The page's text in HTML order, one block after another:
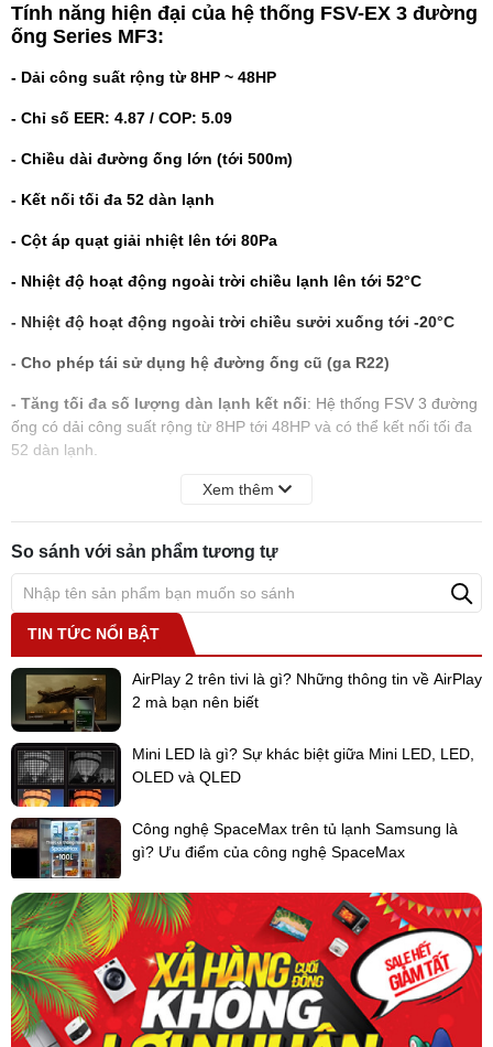
Tính năng hiện đại của hệ thống FSV-EX 3 đường
ống Series MF3:
- Dải công suất rộng từ 8HP ~ 48HP
- Chỉ số EER: 4.87 / COP: 5.09
- Chiều dài đường ống lớn (tới 500m)
- Kết nối tối đa 52 dàn lạnh
- Cột áp quạt giải nhiệt lên tới 80Pa
- Nhiệt độ hoạt động ngoài trời chiều lạnh lên tới 52°C
- Nhiệt độ hoạt động ngoài trời chiều sưởi xuống tới -20°C
- Cho phép tái sử dụng hệ đường ống cũ (ga R22)
- Tăng tối đa số lượng dàn lạnh kết nối: Hệ thống FSV 3 đường
ống có dải công suất rộng từ 8HP tới 48HP và có thể kết nối tối đa
52 dàn lạnh.
- Chiều dài đường ống lớn:Dễ dàng đáp ứng được yêu cầu kỹ
dàn nóng và dàn lạnh lên tới 90m, giữa 2 dàn lạnh lên tới 30m.
- Tiết kiệm điện năng vượt trội : Hiệu suất vận hành được nâng
cao dp sử dụng môi chất lạnh R410a, máy nén biền dần DC và dàn
trao đổi nhiệt kiểu mới.
- Độ dài đường ống kết nối dàn lạnh sau bộ chia gas đầu tiên
lên đến 40m:Hệ thống có thể kết nối tối đa 52 dàn lạnh, đường
ống môi chất linh hoạt là cơ sở giúp hệ thống này dễ dàng thiết kế
cho các công trình như nhà ga, sân bay, trường học và bệnh viện.
- Mở rộng phạm vi vận hành:
+ Dải nhiệt độ hoạt động chiều lạnh: Phạm vi nhiệt độ hoạt động
ngoài trời của dàn nóng mở rộng từ - 10°C tới 52°C nhờ được ứng
dụng công nghệ quạt giải nhiệt mới và máy nén biến tần hiệu suất
cao.
+ Dải nhiệt độ hoạt động chiều sưởi: Hệ thống có thể hoạt động tại
thời điểm nhiệt độ ngoài trời xuống tới -20°C.
+ Dải cài đặt nhiệt độ rộng: Người sử dụng có thể cài đặt nhiệt độ
hoạt động từ 16°C đến 30°C bằng điều khiển có dây.
Xem thêm
So sánh với sản phẩm tương tự
TIN TỨC NỔI BẬT
AirPlay 2 trên tivi là gì? Những thông tin về AirPlay
2 mà bạn nên biết
Mini LED là gì? Sự khác biệt giữa Mini LED, LED,
OLED và QLED
Công nghệ SpaceMax trên tủ lạnh Samsung là
gì? Ưu điểm của công nghệ SpaceMax